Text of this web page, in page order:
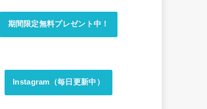
期間限定無料プレゼント中！
Instagram（毎日更新中）